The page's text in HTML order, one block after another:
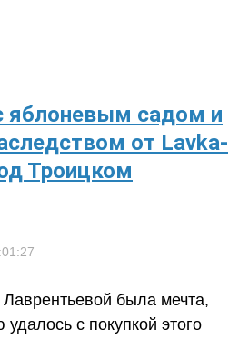
яблоневым садом и
от Lavka-
Троицком
была мечта,
с покупкой этого